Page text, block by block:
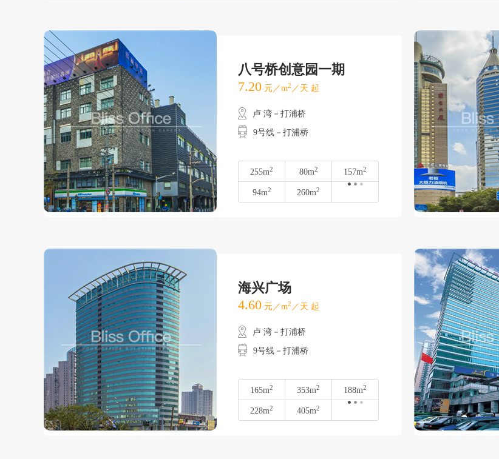
八号桥创意园一期
7.20 元／m2 ／天 起
卢 湾－打浦桥
9号线－打浦桥
255m2 80m2 157m2
94m2 260m2
海兴广场
4.60 元／m2 ／天 起
卢 湾－打浦桥
9号线－打浦桥
165m2 353m2 188m2
228m2 405m2